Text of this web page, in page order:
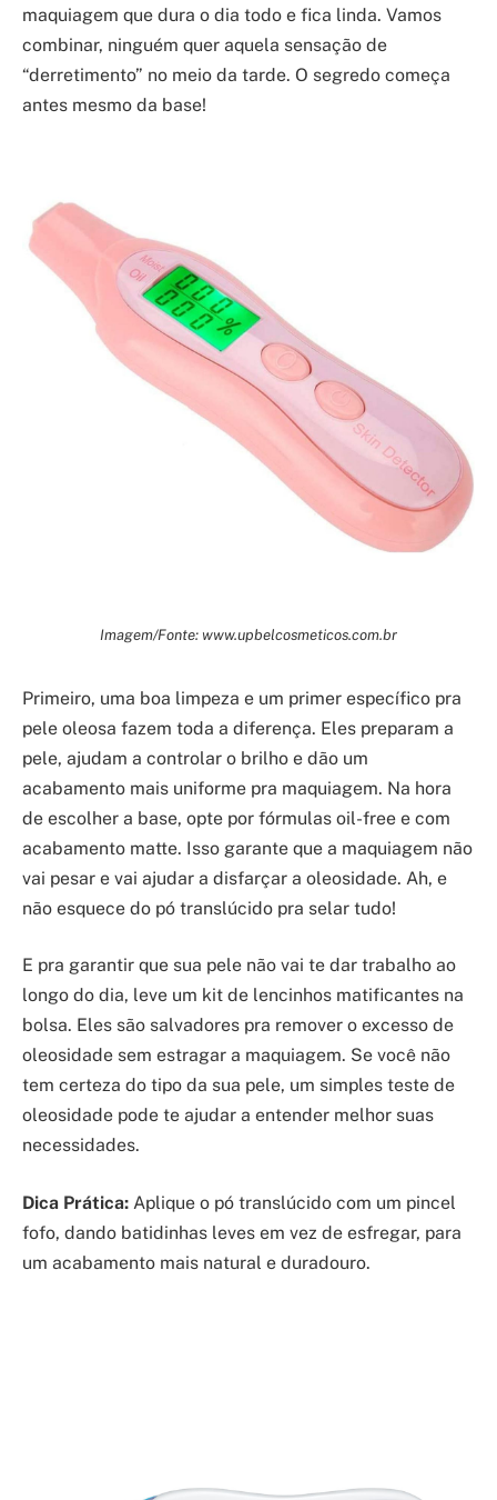
maquiagem que dura o dia todo e fica linda. Vamos
combinar, ninguém quer aquela sensação de
“derretimento” no meio da tarde. O segredo começa
antes mesmo da base!
Imagem/Fonte: www.upbelcosmeticos.com.br
Primeiro, uma boa limpeza e um primer específico pra
pele oleosa fazem toda a diferença. Eles preparam a
pele, ajudam a controlar o brilho e dão um
acabamento mais uniforme pra maquiagem. Na hora
de escolher a base, opte por fórmulas oil-free e com
acabamento matte. Isso garante que a maquiagem não
vai pesar e vai ajudar a disfarçar a oleosidade. Ah, e
não esquece do pó translúcido pra selar tudo!
E pra garantir que sua pele não vai te dar trabalho ao
longo do dia, leve um kit de lencinhos matificantes na
bolsa. Eles são salvadores pra remover o excesso de
oleosidade sem estragar a maquiagem. Se você não
tem certeza do tipo da sua pele, um simples teste de
oleosidade pode te ajudar a entender melhor suas
necessidades.
Dica Prática: Aplique o pó translúcido com um pincel
fofo, dando batidinhas leves em vez de esfregar, para
um acabamento mais natural e duradouro.